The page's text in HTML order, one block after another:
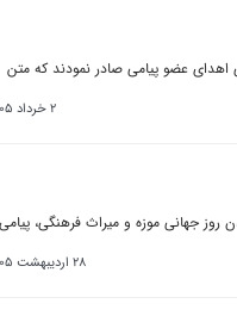
اهدای عضو پیامی صادر نمودند که متن
2 خرداد 1405
روز جهانی موزه و میراث فرهنگی، پیامی
28 اردیبهشت 1405